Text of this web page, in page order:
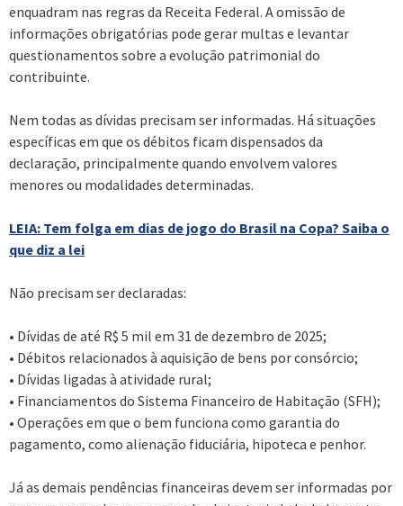
enquadram nas regras da Receita Federal. A omissão de
informações obrigatórias pode gerar multas e levantar
questionamentos sobre a evolução patrimonial do
contribuinte.
Nem todas as dívidas precisam ser informadas. Há situações
específicas em que os débitos ficam dispensados da
declaração, principalmente quando envolvem valores
menores ou modalidades determinadas.
LEIA: Tem folga em dias de jogo do Brasil na Copa? Saiba o
que diz a lei
Não precisam ser declaradas:
• Dívidas de até R$ 5 mil em 31 de dezembro de 2025;
• Débitos relacionados à aquisição de bens por consórcio;
• Dívidas ligadas à atividade rural;
• Financiamentos do Sistema Financeiro de Habitação (SFH);
• Operações em que o bem funciona como garantia do
pagamento, como alienação fiduciária, hipoteca e penhor.
Já as demais pendências financeiras devem ser informadas por